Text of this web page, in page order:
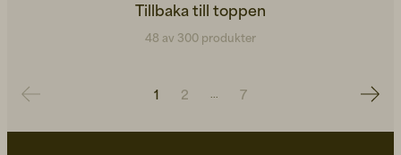
Tillbaka till toppen
48 av 300 produkter
1 2 7